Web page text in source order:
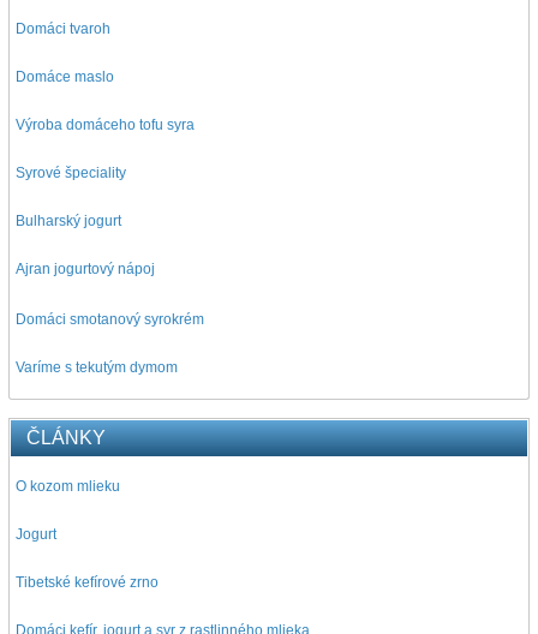
Domáci tvaroh
Domáce maslo
Výroba domáceho tofu syra
Syrové špeciality
Bulharský jogurt
Ajran jogurtový nápoj
Domáci smotanový syrokrém
Varíme s tekutým dymom
ČLÁNKY
O kozom mlieku
Jogurt
Tibetské kefírové zrno
Domáci kefír, jogurt a syr z rastlinného mlieka